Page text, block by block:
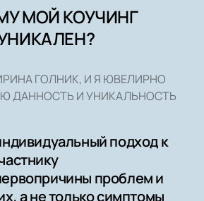
МОЙ КОУЧИНГ
ГОЛНИК, И Я ЮВЕЛИРНО
ДАННОСТЬ И УНИКАЛЬНОСТЬ
подход к
проблем и
а не только симптомы